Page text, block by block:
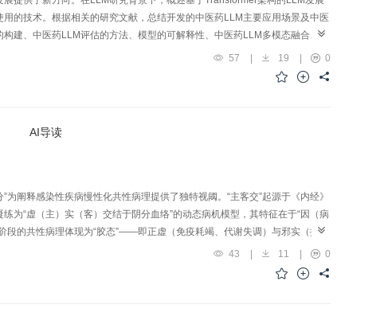
的技术。根据相关的研究文献，总结开发的中医药LLM主要应用场景及中医
建、中医药LLM评估的方法、模型的可解释性、中医药LLM多模态融合、中
一步结合提供参考，助力中医药现代化进程发展。
57 | 19 |
0
AI导读
阐释感染性疾病慢性化共性病理提供了独特视阈。“主客交”起源于《内经》
为“虚（主）实（客）交结于阴分血络”的动态病机模型，其特征在于“因（病
的共性病理体现为“胶态”——即正虚（免疫耗竭、代谢失调）与邪实（持续
组织损伤伴过度修复为主的病理性损伤认识。该文以经典传承与创新发展
的本源意义，并以临床疾病为载体探讨“主客交”病机指导下中西医结合精准诊
43 11
0